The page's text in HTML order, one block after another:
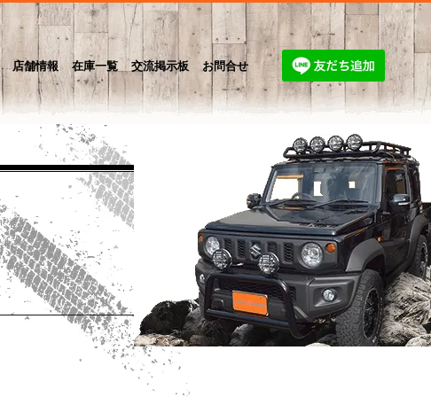
店舗情報 在庫一覧 交流掲示板 お問合せ